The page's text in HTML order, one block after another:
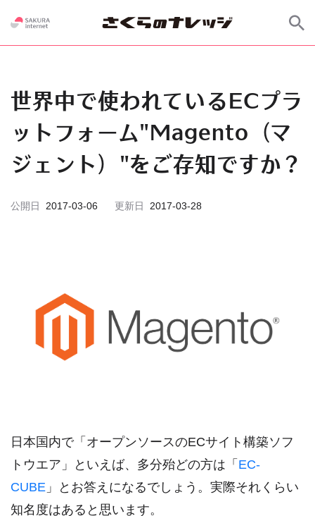
世界中で使われているECプラ
ットフォーム"Magento（マ
ジェント）"をご存知ですか？
公開日 2017-03-06 更新日 2017-03-28
日本国内で「オープンソースのECサイト構築ソフ
トウエア」といえば、多分殆どの方は「 EC-
CUBE 」とお答えになるでしょう。実際それくらい
知名度はあると思います。